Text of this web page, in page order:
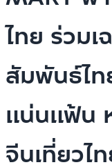
ไทย ร่วม
สัมพันธ์ไ
แน่นแฟ้น
จีนเที่ยวไ